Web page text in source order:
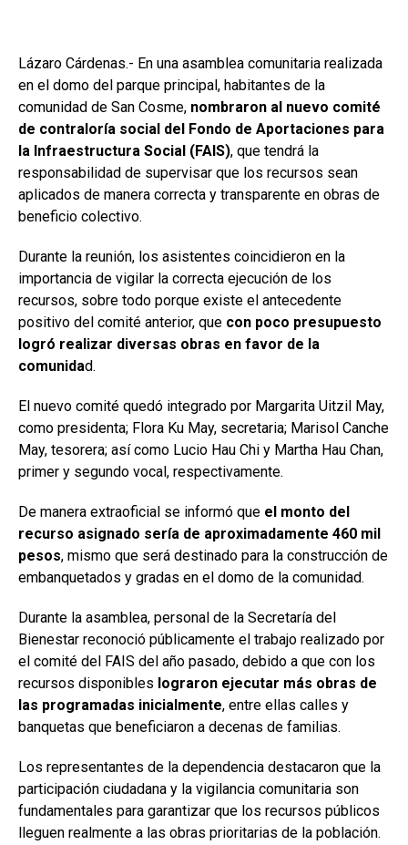
Lázaro Cárdenas.- En una asamblea comunitaria realizada
en el domo del parque principal, habitantes de la
comunidad de San Cosme, nombraron al nuevo comité
de contraloría social del Fondo de Aportaciones para
la Infraestructura Social (FAIS), que tendrá la
responsabilidad de supervisar que los recursos sean
aplicados de manera correcta y transparente en obras de
beneficio colectivo.
Durante la reunión, los asistentes coincidieron en la
importancia de vigilar la correcta ejecución de los
recursos, sobre todo porque existe el antecedente
positivo del comité anterior, que con poco presupuesto
logró realizar diversas obras en favor de la
comunidad.
El nuevo comité quedó integrado por Margarita Uitzil May,
como presidenta; Flora Ku May, secretaria; Marisol Canche
May, tesorera; así como Lucio Hau Chi y Martha Hau Chan,
primer y segundo vocal, respectivamente.
De manera extraoficial se informó que el monto del
recurso asignado sería de aproximadamente 460 mil
pesos, mismo que será destinado para la construcción de
embanquetados y gradas en el domo de la comunidad.
Durante la asamblea, personal de la Secretaría del
Bienestar reconoció públicamente el trabajo realizado por
el comité del FAIS del año pasado, debido a que con los
recursos disponibles lograron ejecutar más obras de
las programadas inicialmente, entre ellas calles y
banquetas que beneficiaron a decenas de familias.
Los representantes de la dependencia destacaron que la
participación ciudadana y la vigilancia comunitaria son
fundamentales para garantizar que los recursos públicos
lleguen realmente a las obras prioritarias de la población.